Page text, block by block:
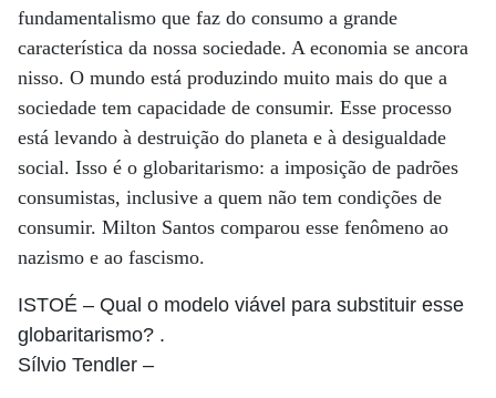
fundamentalismo que faz do consumo a grande
característica da nossa sociedade. A economia se ancora
nisso. O mundo está produzindo muito mais do que a
sociedade tem capacidade de consumir. Esse processo
está levando à destruição do planeta e à desigualdade
social. Isso é o globaritarismo: a imposição de padrões
consumistas, inclusive a quem não tem condições de
consumir. Milton Santos comparou esse fenômeno ao
nazismo e ao fascismo.
ISTOÉ – Qual o modelo viável para substituir esse
globaritarismo? .
Sílvio Tendler –